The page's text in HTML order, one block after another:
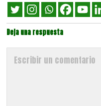
Deja una respuesta